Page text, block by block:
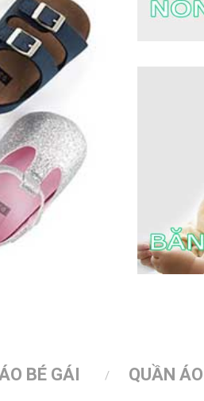
BÉ GÁI QUẦN